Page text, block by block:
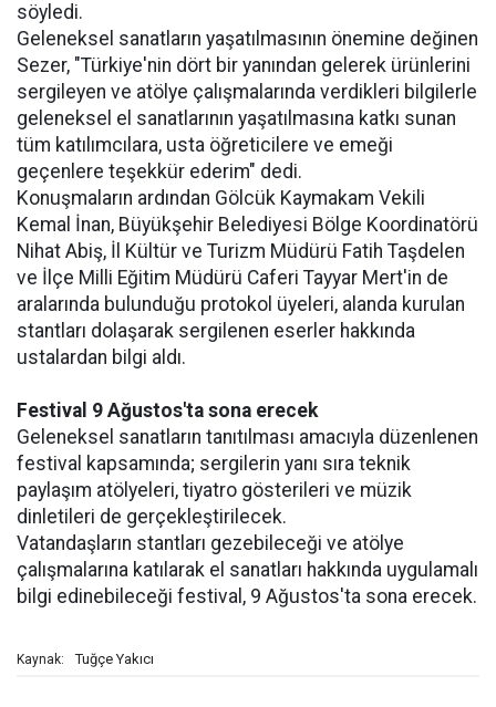
söyledi.
Geleneksel sanatların yaşatılmasının önemine değinen
Sezer, "Türkiye'nin dört bir yanından gelerek ürünlerini
sergileyen ve atölye çalışmalarında verdikleri bilgilerle
geleneksel el sanatlarının yaşatılmasına katkı sunan
tüm katılımcılara, usta öğreticilere ve emeği
geçenlere teşekkür ederim" dedi.
Konuşmaların ardından Gölcük Kaymakam Vekili
Kemal İnan, Büyükşehir Belediyesi Bölge Koordinatörü
Nihat Abiş, İl Kültür ve Turizm Müdürü Fatih Taşdelen
ve İlçe Milli Eğitim Müdürü Caferi Tayyar Mert'in de
aralarında bulunduğu protokol üyeleri, alanda kurulan
stantları dolaşarak sergilenen eserler hakkında
ustalardan bilgi aldı.
Festival 9 Ağustos'ta sona erecek
Geleneksel sanatların tanıtılması amacıyla düzenlenen
festival kapsamında; sergilerin yanı sıra teknik
paylaşım atölyeleri, tiyatro gösterileri ve müzik
dinletileri de gerçekleştirilecek.
Vatandaşların stantları gezebileceği ve atölye
çalışmalarına katılarak el sanatları hakkında uygulamalı
bilgi edinebileceği festival, 9 Ağustos'ta sona erecek.
Kaynak: Tuğçe Yakıcı